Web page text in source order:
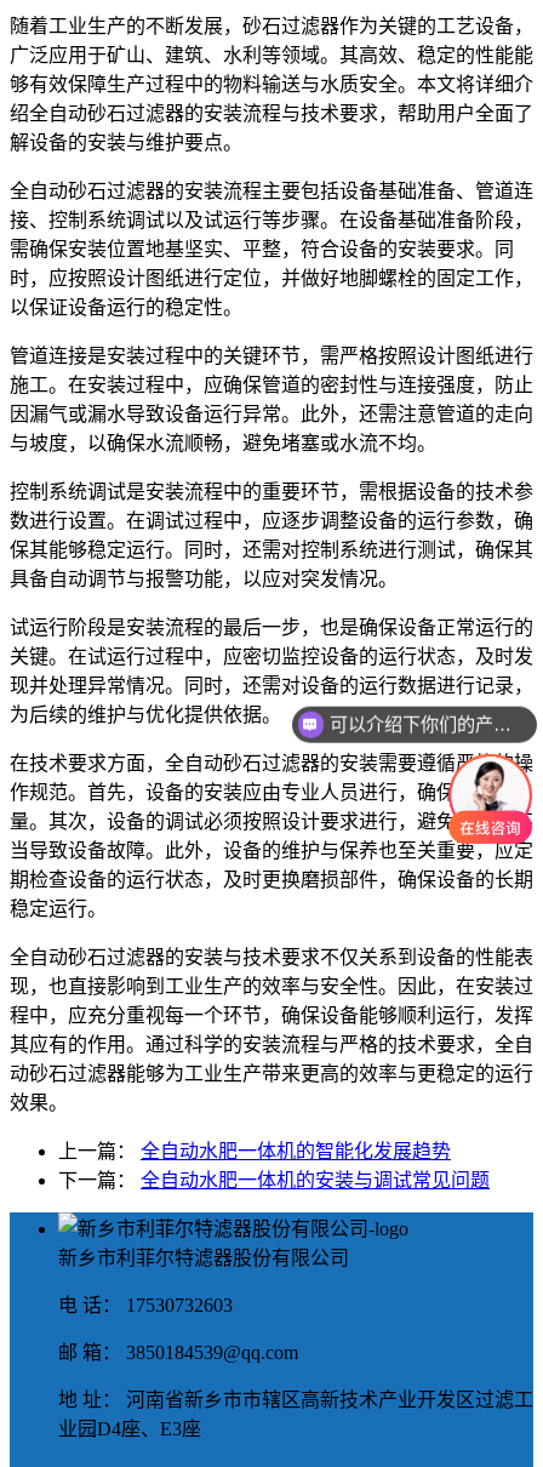
随着工业生产的不断发展，砂石过滤器作为关键的工艺设备，
广泛应用于矿山、建筑、水利等领域。其高效、稳定的性能能
够有效保障生产过程中的物料输送与水质安全。本文将详细介
绍全自动砂石过滤器的安装流程与技术要求，帮助用户全面了
解设备的安装与维护要点。
全自动砂石过滤器的安装流程主要包括设备基础准备、管道连
接、控制系统调试以及试运行等步骤。在设备基础准备阶段，
需确保安装位置地基坚实、平整，符合设备的安装要求。同
时，应按照设计图纸进行定位，并做好地脚螺栓的固定工作，
以保证设备运行的稳定性。
管道连接是安装过程中的关键环节，需严格按照设计图纸进行
施工。在安装过程中，应确保管道的密封性与连接强度，防止
因漏气或漏水导致设备运行异常。此外，还需注意管道的走向
与坡度，以确保水流顺畅，避免堵塞或水流不均。
控制系统调试是安装流程中的重要环节，需根据设备的技术参
数进行设置。在调试过程中，应逐步调整设备的运行参数，确
保其能够稳定运行。同时，还需对控制系统进行测试，确保其
具备自动调节与报警功能，以应对突发情况。
试运行阶段是安装流程的最后一步，也是确保设备正常运行的
关键。在试运行过程中，应密切监控设备的运行状态，及时发
现并处理异常情况。同时，还需对设备的运行数据进行记录，
为后续的维护与优化提供依据。
在技术要求方面，全自动砂石过滤器的安装需要遵循严格的操
作规范。首先，设备的安装应由专业人员进行，确保安装质
量。其次，设备的调试必须按照设计要求进行，避免因操作不
当导致设备故障。此外，设备的维护与保养也至关重要，应定
期检查设备的运行状态，及时更换磨损部件，确保设备的长期
稳定运行。
全自动砂石过滤器的安装与技术要求不仅关系到设备的性能表
现，也直接影响到工业生产的效率与安全性。因此，在安装过
程中，应充分重视每一个环节，确保设备能够顺利运行，发挥
其应有的作用。通过科学的安装流程与严格的技术要求，全自
动砂石过滤器能够为工业生产带来更高的效率与更稳定的运行
效果。
上一篇： 全自动水肥一体机的智能化发展趋势
下一篇： 全自动水肥一体机的安装与调试常见问题
新乡市利菲尔特滤器股份有限公司
电 话： 17530732603
邮 箱： 3850184539@qq.com
地 址： 河南省新乡市市辖区高新技术产业开发区过滤工
业园D4座、E3座
可以介绍下你们的产品么